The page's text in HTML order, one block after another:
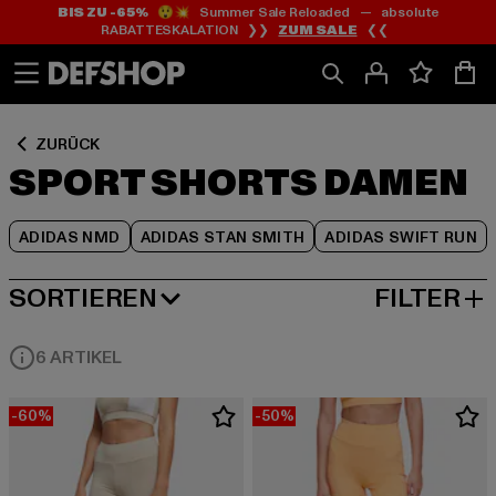
Zum
Inhalt
springen
Zum
Fußzeile
springen
BIS ZU -65%😲💥 Summer Sale Reloaded — absolute
RABATTESKALATION ❯❯ ZUM SALE ❮❮
ZURÜCK
SPORT SHORTS DAMEN
ADIDAS NMD ADIDAS STAN SMITH ADIDAS SWIFT RUN
Zum
Produktraster
springen
SORTIEREN
BELIEBTESTE FILTER
6 ARTIKEL
-60% -50%